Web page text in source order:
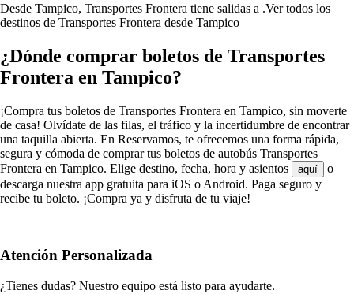
Desde Tampico, Transportes Frontera tiene salidas a .Ver todos los
destinos de Transportes Frontera desde Tampico
¿Dónde comprar boletos de Transportes
Frontera en Tampico?
¡Compra tus boletos de Transportes Frontera en Tampico, sin moverte
de casa! Olvídate de las filas, el tráfico y la incertidumbre de encontrar
una taquilla abierta. En Reservamos, te ofrecemos una forma rápida,
segura y cómoda de comprar tus boletos de autobús Transportes
Frontera en Tampico. Elige destino, fecha, hora y asientos
aquí
o
descarga nuestra app gratuita para iOS o Android. Paga seguro y
recibe tu boleto. ¡Compra ya y disfruta de tu viaje!
Atención Personalizada
¿Tienes dudas? Nuestro equipo está listo para ayudarte.